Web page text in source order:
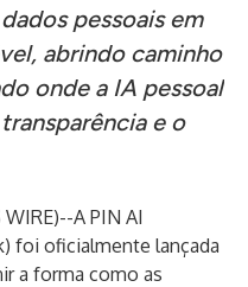
pessoais em
abrindo caminho
onde a IA pessoal
e o
WIRE)--A PIN AI
foi oficialmente lançada
a forma como as